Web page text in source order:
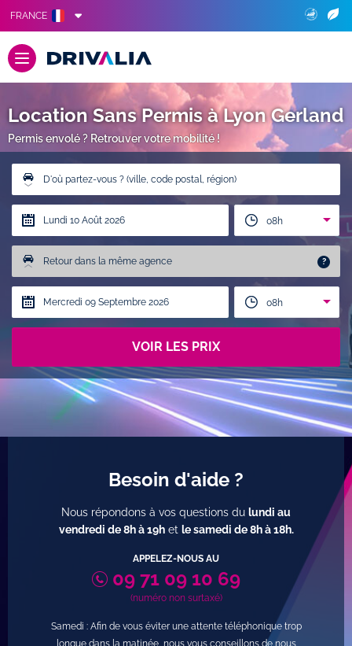
FRANCE
Location Sans Permis à Lyon Gerland
Permis envolé ? Retrouver votre mobilité !
D'où partez-vous ? (ville, code postal, région)
08h
Retour dans la même agence ?
08h
VOIR LES PRIX
Besoin d'aide ?
Nous répondons à vos questions du lundi au
vendredi de 8h à 19het le samedi de 8h à 18h.
APPELEZ-NOUS AU
09 71 09 10 69
(numéro non surtaxé)
Samedi : Afin de vous éviter une attente téléphonique trop
longue dans la matinée, nous vous conseillons de nous